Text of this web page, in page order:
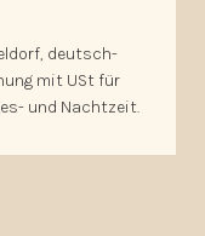
deutsch-
mit USt für
und Nachtzeit.